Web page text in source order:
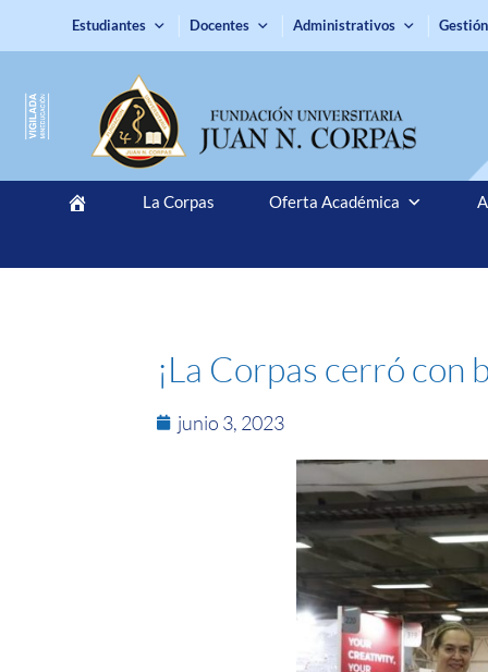
Estudiantes Docentes Administrativos
La Corpas Oferta Académica
¡La Corpas cerró
junio 3, 2023